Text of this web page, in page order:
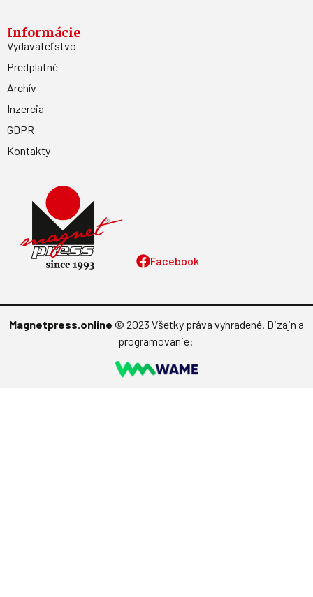
Facebook
Informácie
Vydavateľstvo
Predplatné
Archív
Inzercia
GDPR
Kontakty
Magnetpress.online © 2023 Všetky práva vyhradené. Dizajn a
programovanie: